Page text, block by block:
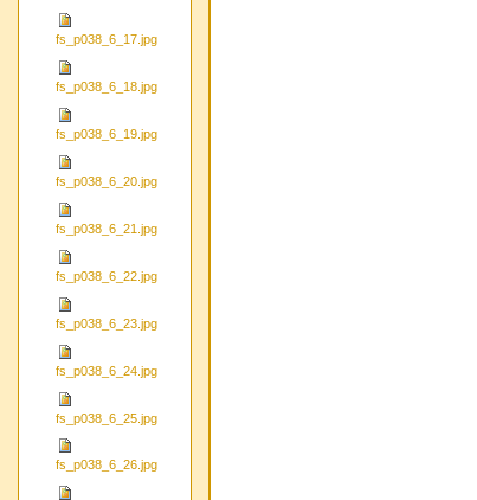
fs_p038_6_17.jpg
fs_p038_6_18.jpg
fs_p038_6_19.jpg
fs_p038_6_20.jpg
fs_p038_6_21.jpg
fs_p038_6_22.jpg
fs_p038_6_23.jpg
fs_p038_6_24.jpg
fs_p038_6_25.jpg
fs_p038_6_26.jpg